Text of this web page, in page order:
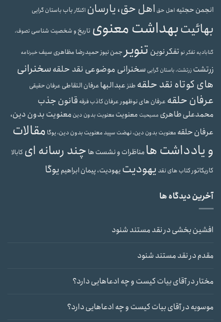
انجمن حجتیه اهل حق اهل حق، یارسان اکنکارباب باستان گرایی
بهائیتبهداشت معنوی تاریخ و شخصیت شناسی تصوف،
گنابادیه تفکر نوتفکر نوین تنویر جمن نیوزحمیدرضا مظاهری سیفخبرنامه
زرتشت زرتشت، باستان گرایی سخنرانی موضوعی نقد حلقهسخنرانی
های کوتاه نقد حلقه طنزعبدالبهاعرفان التقاطی عرفان حقیقی
عرفان حلقه عرفان های نوظهورعرفان کاذبفرقه قانون جذب
محمدعلی طاهری مسیحیت معنویت معنویت بدون دین معنویت بدون دین،
عرفان حلقه معنویت بدون دین، نهضت سپیدمعنویت بدون دین، یوگا مقالات
و یادداشت هامناظرات و نشست ها چند رسانه ای کابالا
کاریکاتورکتاب های نقد یهودیت یهودیت، پیمان ابراهیم یوگا
آخرین دیدگاه ها
افشین بخشیدرنقد مستند شنود
مقدمدرنقد مستند شنود
مختاردرآقای بیات کیست و چه ادعاهایی دارد؟
موسویهدرآقای بیات کیست و چه ادعاهایی دارد؟